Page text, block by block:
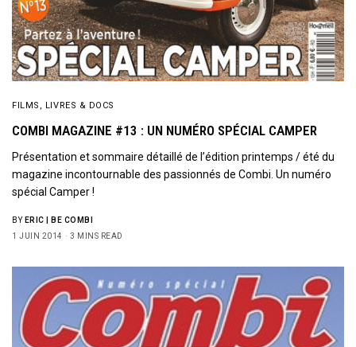
FILMS, LIVRES & DOCS
COMBI MAGAZINE #13 : UN NUMÉRO SPÉCIAL CAMPER
Présentation et sommaire détaillé de l’édition printemps / été du
magazine incontournable des passionnés de Combi. Un numéro
spécial Camper !
BY ERIC | BE COMBI
1 JUIN 2014
3 MINS READ